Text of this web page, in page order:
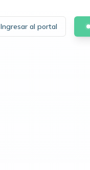
Ingresar al portal